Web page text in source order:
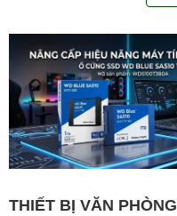
THIẾT BỊ VĂN PHÒNG